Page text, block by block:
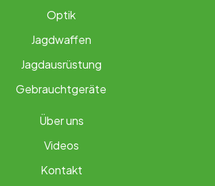
Optik
Jagdwaffen
Jagdausrüstung
Gebrauchtgeräte
Über uns
Videos
Kontakt